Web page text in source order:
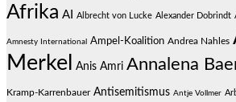
Afrika AI Albrecht von Lucke Alexander Dobrindt
Amnesty International Ampel-Koalition Andrea Nahles
Merkel
Anis Amri Annalena
Kramp-Karrenbauer Antisemitismus Antje Vollmer